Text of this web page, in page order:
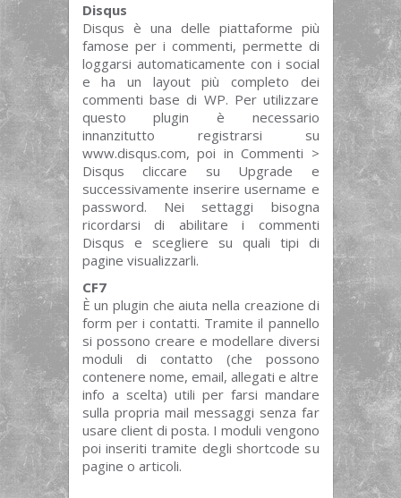
Disqus
Disqus è una delle piattaforme più
famose per i commenti, permette di
loggarsi automaticamente con i social
e ha un layout più completo dei
commenti base di WP. Per utilizzare
questo plugin è necessario
innanzitutto registrarsi su
www.disqus.com, poi in Commenti >
Disqus cliccare su Upgrade e
successivamente inserire username e
password. Nei settaggi bisogna
ricordarsi di abilitare i commenti
Disqus e scegliere su quali tipi di
pagine visualizzarli.
CF7
È un plugin che aiuta nella creazione di
form per i contatti. Tramite il pannello
si possono creare e modellare diversi
moduli di contatto (che possono
contenere nome, email, allegati e altre
info a scelta) utili per farsi mandare
sulla propria mail messaggi senza far
usare client di posta. I moduli vengono
poi inseriti tramite degli shortcode su
pagine o articoli.